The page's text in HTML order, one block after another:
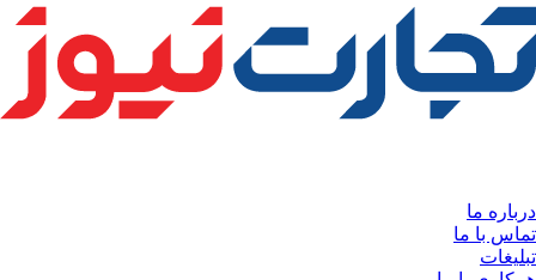
درباره ما
تماس با ما
تبلیغات